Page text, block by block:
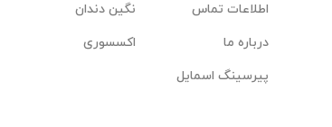
اطلاعات تماس
درباره ما
پیرسینگ اسمایل
نگین دندان
اکسسوری